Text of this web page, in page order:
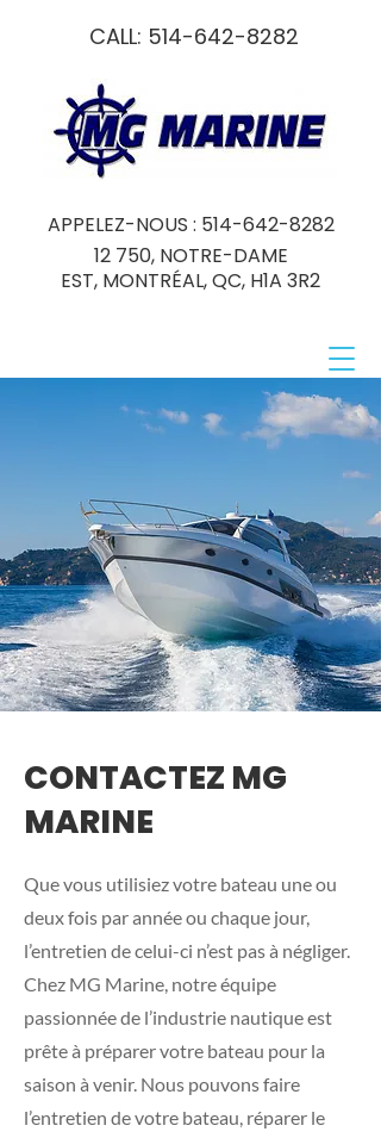
CALL: 514-642-8282
APPELEZ-NOUS : 514-642-8282
12 750, NOTRE-DAME
EST, MONTRÉAL, QC, H1A 3R2
CONTACTEZ MG
MARINE
Que vous utilisiez votre bateau une ou
deux fois par année ou chaque jour,
l’entretien de celui-ci n’est pas à négliger.
Chez MG Marine, notre équipe
passionnée de l’industrie nautique est
prête à préparer votre bateau pour la
saison à venir. Nous pouvons faire
l’entretien de votre bateau, réparer le